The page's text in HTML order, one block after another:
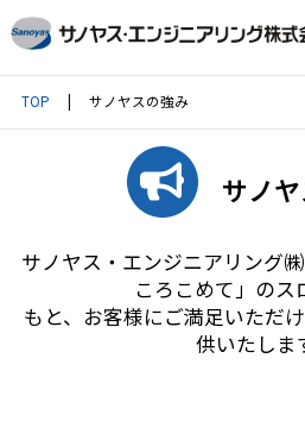
TOP サノヤスの強み
サノ
サノヤス・エンジニアリング
ころこめて」のス
もと、お客様にご満足いただ
供いたしま